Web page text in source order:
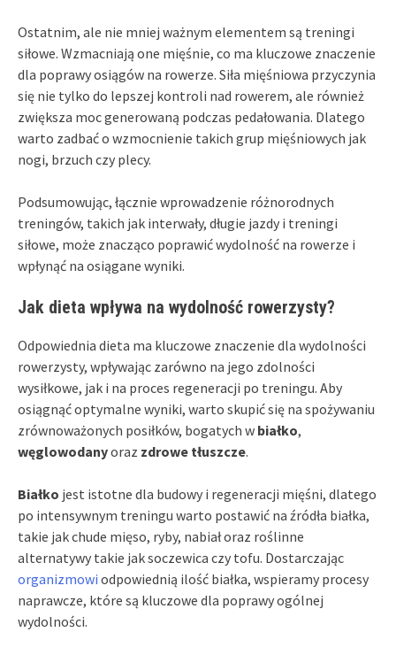
Ostatnim, ale nie mniej ważnym elementem są treningi
siłowe. Wzmacniają one mięśnie, co ma kluczowe znaczenie
dla poprawy osiągów na rowerze. Siła mięśniowa przyczynia
się nie tylko do lepszej kontroli nad rowerem, ale również
zwiększa moc generowaną podczas pedałowania. Dlatego
warto zadbać o wzmocnienie takich grup mięśniowych jak
nogi, brzuch czy plecy.
Podsumowując, łącznie wprowadzenie różnorodnych
treningów, takich jak interwały, długie jazdy i treningi
siłowe, może znacząco poprawić wydolność na rowerze i
wpłynąć na osiągane wyniki.
Jak dieta wpływa na wydolność rowerzysty?
Odpowiednia dieta ma kluczowe znaczenie dla wydolności
rowerzysty, wpływając zarówno na jego zdolności
wysiłkowe, jak i na proces regeneracji po treningu. Aby
osiągnąć optymalne wyniki, warto skupić się na spożywaniu
zrównoważonych posiłków, bogatych w białko,
węglowodanyoraz zdrowe tłuszcze.
Białko jest istotne dla budowy i regeneracji mięśni, dlatego
po intensywnym treningu warto postawić na źródła białka,
takie jak chude mięso, ryby, nabiał oraz roślinne
alternatywy takie jak soczewica czy tofu. Dostarczając
organizmowi odpowiednią ilość białka, wspieramy procesy
naprawcze, które są kluczowe dla poprawy ogólnej
wydolności.